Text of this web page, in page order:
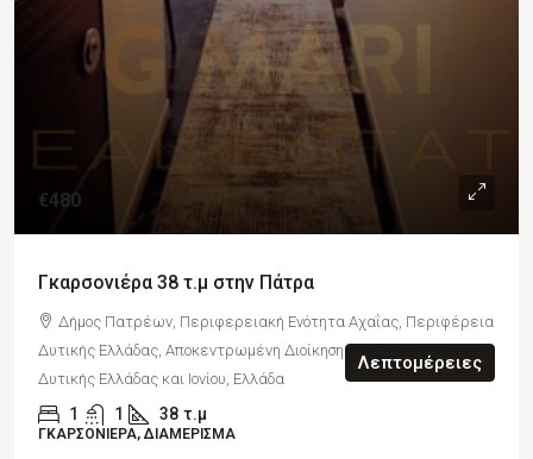
€480
Γκαρσονιέρα 38 τ.μ στην Πάτρα
Δήμος Πατρέων, Περιφερειακή Ενότητα Αχαΐας, Περιφέρεια
Δυτικής Ελλάδας, Αποκεντρωμένη Διοίκηση Πελοποννήσου,
Δυτικής Ελλάδας και Ιονίου, Ελλάδα
1 1 38 τ.μ
ΓΚΑΡΣΟΝΙΈΡΑ, ΔΙΑΜΈΡΙΣΜΑ
Λεπτομέρειες